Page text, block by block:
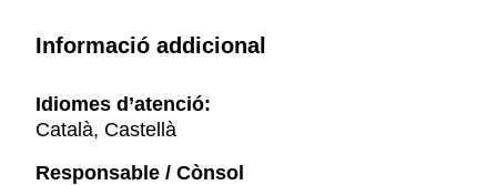
Informació addicional
Idiomes d’atenció:
Català, Castellà
Responsable / Cònsol